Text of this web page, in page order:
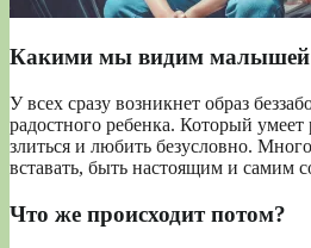
Какими мы видим малышей
У всех сразу возникнет образ
радостного ребенка. Который умеет
злиться и любить безусловно.
вставать, быть настоящим и самим
Что же происходит потом?